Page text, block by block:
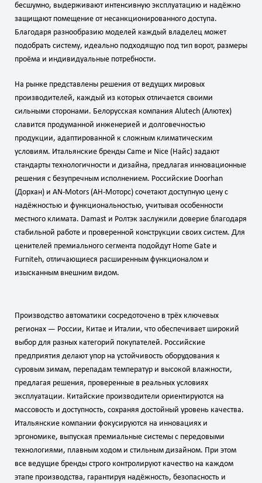
бесшумно, выдерживают интенсивную эксплуатацию и надёжно
защищают помещение от несанкционированного доступа.
Благодаря разнообразию моделей каждый владелец может
подобрать систему, идеально подходящую под тип ворот, размеры
проёма и индивидуальные потребности.
На рынке представлены решения от ведущих мировых
производителей, каждый из которых отличается своими
сильными сторонами. Белорусская компания Alutech (Алютех)
славится продуманной инженерией и долговечностью
продукции, адаптированной к сложным климатическим
условиям. Итальянские бренды Came и Nice (Найс) задают
стандарты технологичности и дизайна, предлагая инновационные
решения с безупречным исполнением. Российские Doorhan
(Дорхан) и AN‑Motors (АН‑Моторс) сочетают доступную цену с
надёжностью и функциональностью, учитывая особенности
местного климата. Damast и Ролтэк заслужили доверие благодаря
стабильной работе и проверенной конструкции своих систем. Для
ценителей премиального сегмента подойдут Home Gate и
Furniteh, отличающиеся расширенным функционалом и
изысканным внешним видом.
Производство автоматики сосредоточено в трёх ключевых
регионах — России, Китае и Италии, что обеспечивает широкий
выбор для разных категорий покупателей. Российские
предприятия делают упор на устойчивость оборудования к
суровым зимам, перепадам температур и высокой влажности,
предлагая решения, проверенные в реальных условиях
эксплуатации. Китайские производители ориентируются на
массовость и доступность, сохраняя достойный уровень качества.
Итальянские компании фокусируются на инновациях и
эргономике, выпуская премиальные системы с передовыми
технологиями, плавным ходом и стильным дизайном. При этом
все ведущие бренды строго контролируют качество на каждом
этапе производства, гарантируя надёжность, безопасность и